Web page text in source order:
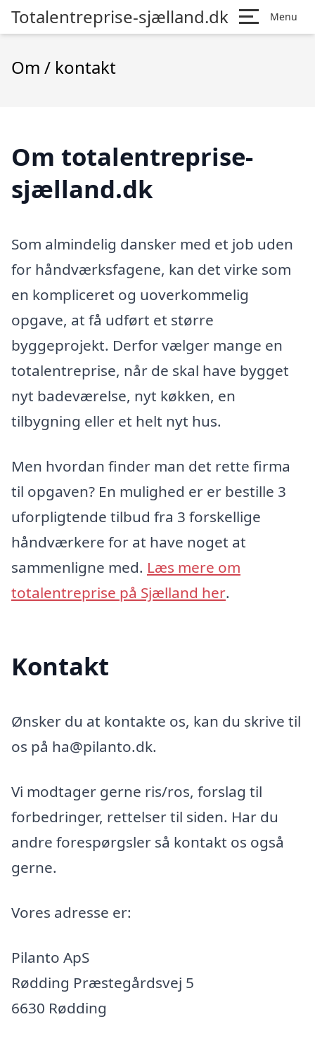
Totalentreprise-sjælland.dk Menu
Om / kontakt
Om totalentreprise-
sjælland.dk
Som almindelig dansker med et job uden
for håndværksfagene, kan det virke som
en kompliceret og uoverkommelig
opgave, at få udført et større
byggeprojekt. Derfor vælger mange en
totalentreprise, når de skal have bygget
nyt badeværelse, nyt køkken, en
tilbygning eller et helt nyt hus.
Men hvordan finder man det rette firma
til opgaven? En mulighed er er bestille 3
uforpligtende tilbud fra 3 forskellige
håndværkere for at have noget at
sammenligne med. Læs mere om
totalentreprise på Sjælland her.
Kontakt
Ønsker du at kontakte os, kan du skrive til
os på ha@pilanto.dk.
Vi modtager gerne ris/ros, forslag til
forbedringer, rettelser til siden. Har du
andre forespørgsler så kontakt os også
gerne.
Vores adresse er:
Pilanto ApS
Rødding Præstegårdsvej 5
6630 Rødding